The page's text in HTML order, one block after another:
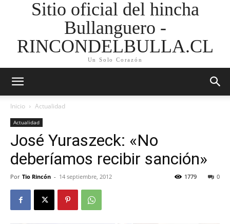
Sitio oficial del hincha
Bullanguero -
RINCONDELBULLA.CL
Un Solo Corazón
Inicio Actualidad
Actualidad
José Yuraszeck: «No
deberíamos recibir sanción»
Por Tio Rincón - 14 septiembre, 2012 0
1779